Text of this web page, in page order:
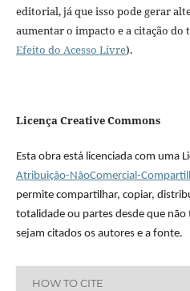
editorial, já que isso pode gerar
aumentar o impacto e a citação
Efeito do Acesso Livre).
Licença Creative Commons
Esta obra está licenciada com uma
Atribuição-NãoComercial-
permite compartilhar, copiar,
totalidade ou partes desde que
sejam citados os autores e a fonte.
HOW TO CITE